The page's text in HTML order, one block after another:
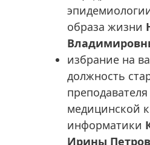
образа жизни
избрание на
должность
медицинской
информатики
Ирины